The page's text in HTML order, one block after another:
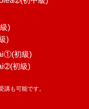
)
)
初級)
初級)
も可能です。